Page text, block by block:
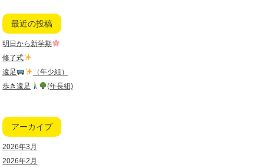
最近の投稿
明日から新学期
修了式
遠足
（年少組）
歩き遠足
(年長組)
アーカイブ
2026年3月
2026年2月